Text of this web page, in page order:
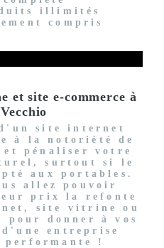
illimités
compris
et site e-commerce à
site internet
à la notoriété de
pénaliser votre
surtout si le
aux portables.
allez pouvoir
prix la refonte
site vitrine ou
donner à vos
entreprise
performante !